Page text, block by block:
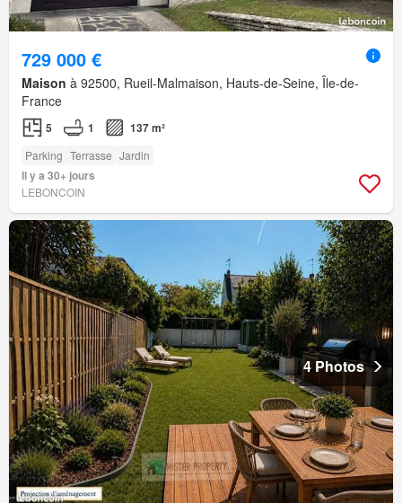
729 000 €
Maison à 92500, Rueil-Malmaison, Hauts-de-Seine, Île-de-
France
5 1 137 m²
Parking Terrasse Jardin
Il y a 30+ jours
LEBONCOIN
4 Photos